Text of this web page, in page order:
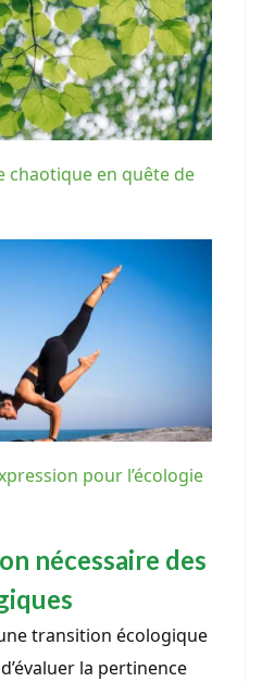
chaotique en quête de
pour l’écologie
nécessaire des
transition écologique
la pertinence